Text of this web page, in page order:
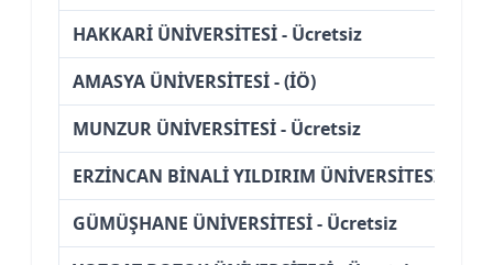
HAKKARİ ÜNİVERSİTESİ - Ücretsiz
AMASYA ÜNİVERSİTESİ - (İÖ)
MUNZUR ÜNİVERSİTESİ - Ücretsiz
ERZİNCAN BİNALİ YILDIRIM ÜNİVERSİTESİ -
GÜMÜŞHANE ÜNİVERSİTESİ - Ücretsiz